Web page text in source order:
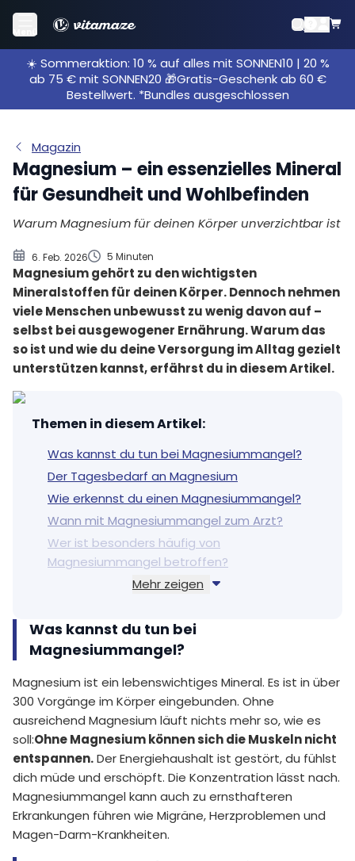
Menü
☀️ Sommeraktion: 10 % auf alles mit SONNEN10 | 20 %
ab 75 € mit SONNEN20 🎁Gratis-Geschenk ab 60 €
Bestellwert. *Bundles ausgeschlossen
Magazin
Magnesium – ein essenzielles Mineral
für Gesundheit und Wohlbefinden
Warum Magnesium für deinen Körper unverzichtbar ist
6. Feb. 2026 5 Minuten
Magnesium gehört zu den wichtigsten
Mineralstoffen für deinen Körper. Dennoch nehmen
viele Menschen unbewusst zu wenig davon auf –
selbst bei ausgewogener Ernährung. Warum das
so ist und wie du deine Versorgung im Alltag gezielt
unterstützen kannst, erfährst du in diesem Artikel.
Themen in diesem Artikel:
Was kannst du tun bei Magnesiummangel?
Der Tagesbedarf an Magnesium
Wie erkennst du einen Magnesiummangel?
Wann mit Magnesiummangel zum Arzt?
Wer ist besonders häufig von
Magnesiummangel betroffen?
Welche Lebensmittel enthalten besonders
Magnesium: Reicht die Versorgung über
Lebensmittel?
Mehr zeigen
Was kannst du tun bei Magnesiummangel?
Der Tagesbedarf an Magnesium
Wie erkennst du einen Magnesiummangel?
Wann mit Magnesiummangel zum Arzt?
Wer ist besonders häufig von Magnesiummangel
Welche Lebensmittel enthalten besonders viel
Magnesium?
Magnesium: Reicht die Versorgung über
Lebensmittel?
Was kannst du tun bei
Magnesiummangel?
Magnesium ist ein lebenswichtiges Mineral. Es ist in über
300 Vorgänge im Körper eingebunden. Ohne
ausreichend Magnesium läuft nichts mehr so, wie es
soll:Ohne Magnesium können sich die Muskeln nicht
entspannen.Der Energiehaushalt ist gestört, du fühlst
dich müde und erschöpft. Die Konzentration lässt nach.
Magnesiummangel kann auch zu ernsthafteren
Erkrankungen führen wie Migräne, Herzproblemen und
Magen-Darm-Krankheiten.